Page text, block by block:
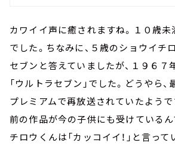
カワイイ声に癒されますね。１０歳
でした。ちなみに、５歳のショウイチ
セブンと答えていましたが、１９６７
「ウルトラセブン」でした。どうやら
プレミアムで再放送されていたようで
前の作品が今の子供にも受けているん
チロウくんは「カッコイイ！」と言って